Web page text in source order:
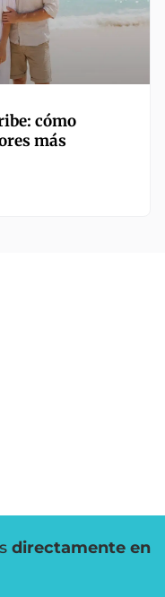
cómo
más
directamente en